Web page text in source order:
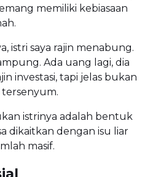
memiliki kebiasaan
istri saya rajin menabung.
Ada uang lagi, dia
investasi, tapi jelas bukan
tersenyum.
istrinya adalah bentuk
dikaitkan dengan isu liar
masif.